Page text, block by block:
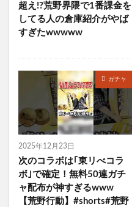
超え!?荒野界隈で1番課金を
してる人の倉庫紹介がやば
すぎたwwwww
ガチャ
2025年12月23日
次のコラボは｢東リべコラ
ボ｣で確定！無料50連ガチ
ャ配布が神すぎるwww
【荒野行動】#shorts#荒野